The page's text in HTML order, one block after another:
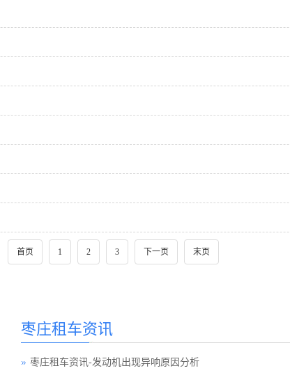
首页 1 2 3 下一页 末页
枣庄租车资讯
枣庄租车资讯-发动机出现异响原因分析